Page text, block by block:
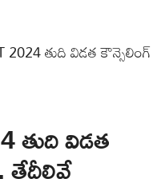
2024 తుది విడత కౌన్సెలింగ్
తుది విడత
తేదీలివే